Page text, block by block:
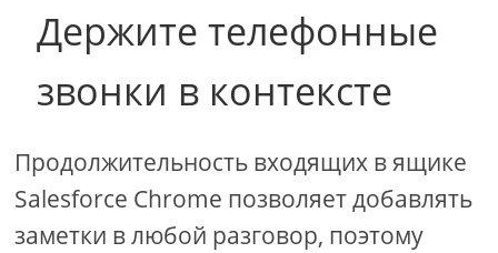
Держите телефонные
звонки в контексте
Продолжительность входящих в ящике
Salesforce Chrome позволяет добавлять
заметки в любой разговор, поэтому